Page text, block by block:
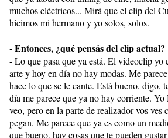
muchos eléctricos... Mirá que el clip del
hicimos mi hermano y yo solos, solos.
- Entonces, ¿qué pensás del clip actual?
- Lo que pasa que ya está. El videoclip yo
arte y hoy en día no hay modas. Me
hace lo que se le cante. Está bueno, digo,
día me parece que ya no hay corriente.
veo, pero en la parte de realizador vos ves
pegan. Me parece que ya es como un
que bueno, hay cosas que te pueden